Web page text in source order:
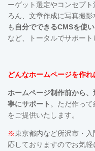
ーゲット選定やコンセプ
ろん、文章作成に写真撮
も 自分でできるCMSを使い
など、トータルでサポート
どんなホームページを作
ホームページ制作前から、
寧にサポート 。ただ作っ
をご提供いたします。
※東京都内など所沢市・
応しておりますのでお気軽